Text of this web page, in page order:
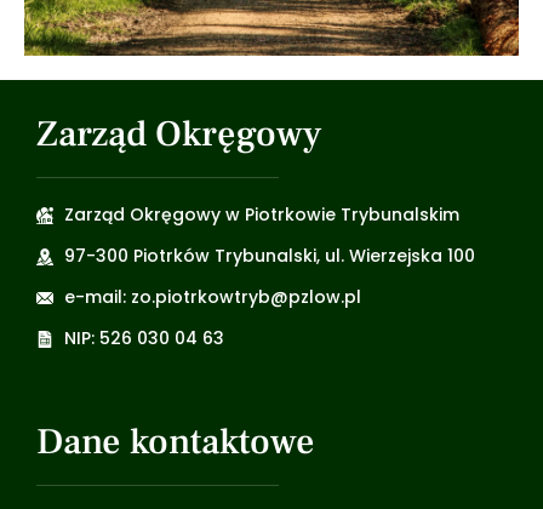
Zarząd Okręgowy
Zarząd Okręgowy w Piotrkowie Trybunalskim
97-300 Piotrków Trybunalski, ul. Wierzejska 100
e-mail: zo.piotrkowtryb@pzlow.pl
NIP: 526 030 04 63
Dane kontaktowe